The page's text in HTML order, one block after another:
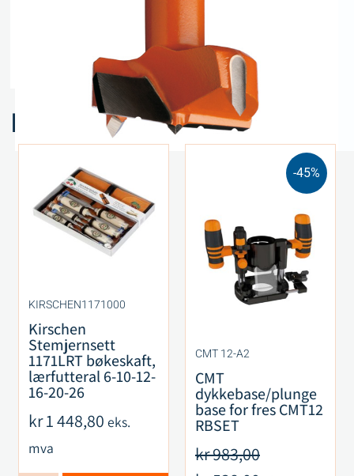
Spesifikasjoner
Relaterte produkter
KIRSCHEN1171000
Kirschen
Stemjernsett
1171LRT bøkeskaft,
lærfutteral 6-10-12-
16-20-26
kr1 448,80 eks.
mva
-45%
CMT 12-A2
CMT
dykkebase/plunge
base for fres CMT12
RBSET
kr983,00